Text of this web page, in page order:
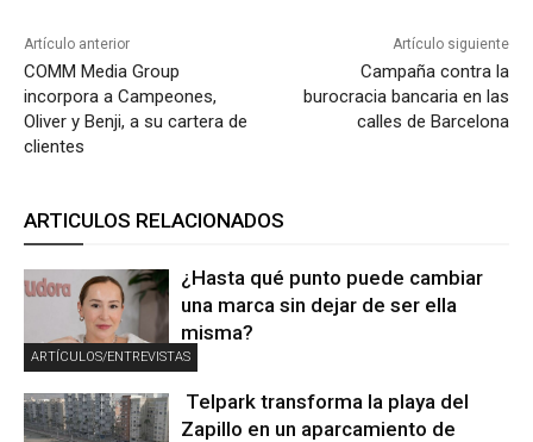
Artículo anterior
COMM Media Group
incorpora a Campeones,
Oliver y Benji, a su cartera de
clientes
Artículo siguiente
Campaña contra la
burocracia bancaria en las
calles de Barcelona
ARTICULOS RELACIONADOS
ARTÍCULOS/ENTREVISTAS
¿Hasta qué punto puede cambiar
una marca sin dejar de ser ella
misma?
Telpark transforma la playa del
Zapillo en un aparcamiento de